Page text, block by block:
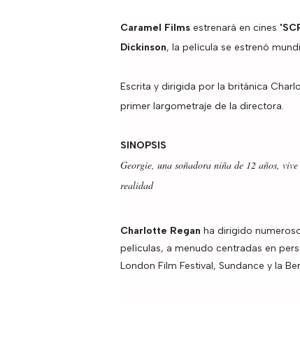
Caramel Films estrenará en cines
Dickinson, la película se estrenó
Escrita y dirigida por la británica
primer largometraje de la directora.
SINOPSIS
Georgie, una soñadora niña de 12 años,
realidad
Charlotte Regan ha dirigido
películas, a menudo centradas en
London Film Festival, Sundance y la